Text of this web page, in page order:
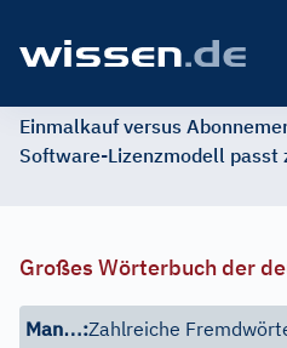
Einmalkauf versus
Software-Lizenzmodell passt
Großes Wörterbuch der
Man…:Zahlreiche